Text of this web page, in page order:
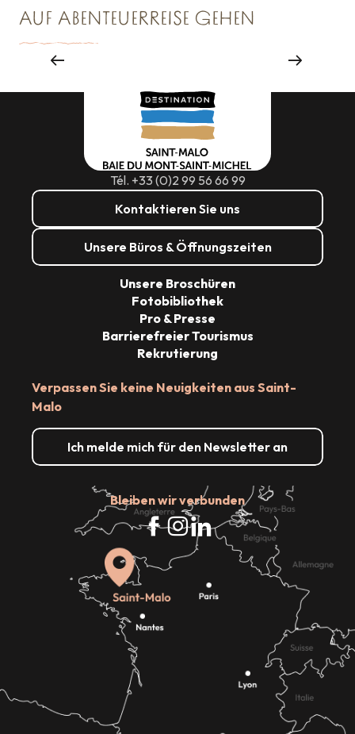
AUF ABENTEUERREISE GEHEN
Tél. +33 (0)2 99 56 66 99
Kontaktieren Sie uns
Unsere Büros & Öffnungszeiten
Verpassen Sie keine Neuigkeiten aus Saint-
Malo
Ich melde mich für den Newsletter an
Bleiben wir verbunden
Unsere Broschüren
Fotobibliothek
Pro & Presse
Barrierefreier Tourismus
Rekrutierung